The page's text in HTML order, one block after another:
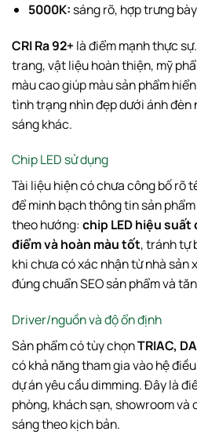
5000K: sáng rõ, hợp trưng
CRI Ra 92+là điểm mạnh thực
trang, vật liệu hoàn thiện, mỹ
màu cao giúp màu sản phẩm
tình trạng nhìn đẹp dưới ánh đèn
sáng khác.
Chip LED sử dụng
Tài liệu hiện có chưa công bố rõ
để minh bạch thông tin sản
theo hướng:chip LED hiệu
điểm và hoàn màu tốt, tránh tự
khi chưa có xác nhận từ nhà sản
đúng chuẩn SEO sản phẩm và
Driver/nguồn và độ ổn định
Sản phẩm có tùy chọnTRIAC,
có khả năng tham gia vào hệ
dự án yêu cầu dimming. Đây là
phòng, khách sạn, showroom
sáng theo kịch bản.